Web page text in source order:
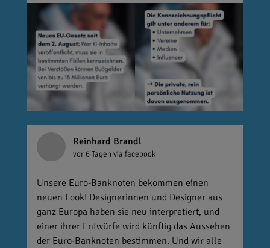
Reinhard Brandl
vor 6 Tagen via facebook
Unsere Euro-Banknoten bekommen einen
neuen Look! Designerinnen und Designer aus
ganz Europa haben sie neu interpretiert, und
einer ihrer Entwürfe wird künftig das Aussehen
der Euro-Banknoten bestimmen. Und wir alle